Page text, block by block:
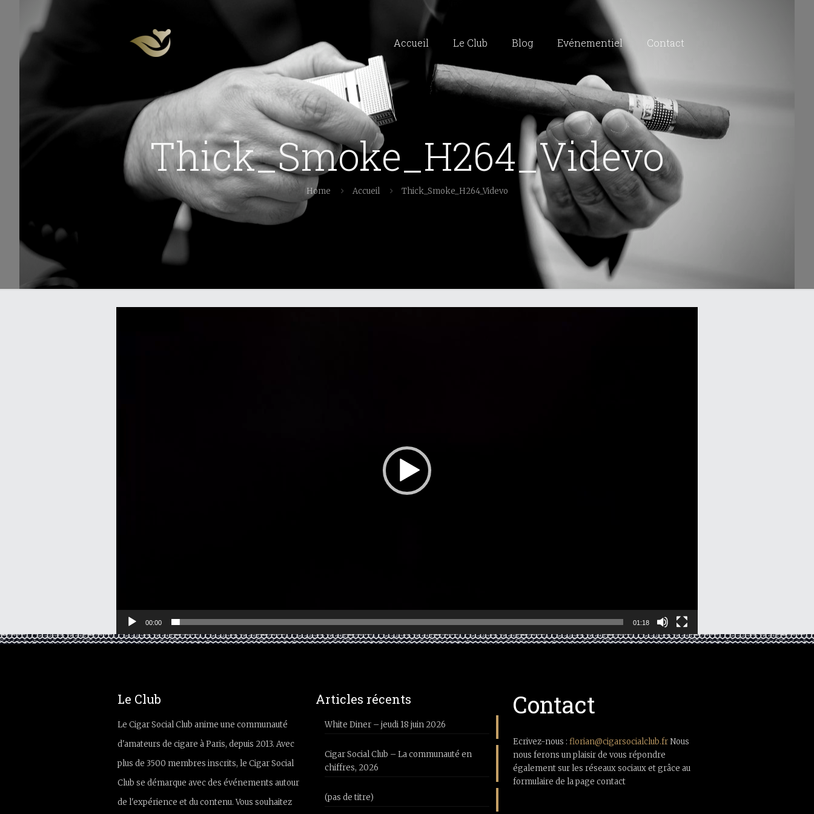
Accueil Le Club Blog Evénementiel Contact
Thick_Smoke_H264_Videvo
Home Accueil Thick_Smoke_H264_Videvo
00:00 01:18
Le Club
Le Cigar Social Club anime une communauté
d'amateurs de cigare à Paris, depuis 2013. Avec
plus de 3500 membres inscrits, le Cigar Social
Club se démarque avec des événements autour
de l'expérience et du contenu. Vous souhaitez
Articles récents
White Diner – jeudi 18 juin 2026
Cigar Social Club – La communauté en
chiffres, 2026
(pas de titre)
Contact
Ecrivez-nous :florian@cigarsocialclub.frNous
nous ferons un plaisir de vous répondre
également sur les réseaux sociaux et grâce au
formulaire de la page contact